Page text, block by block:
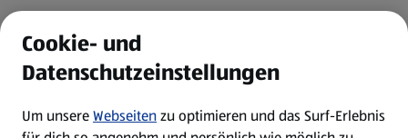
Cookie- und
Datenschutzeinstellungen
Um unsereWebseitenzu optimieren und das Surf-Erlebnis